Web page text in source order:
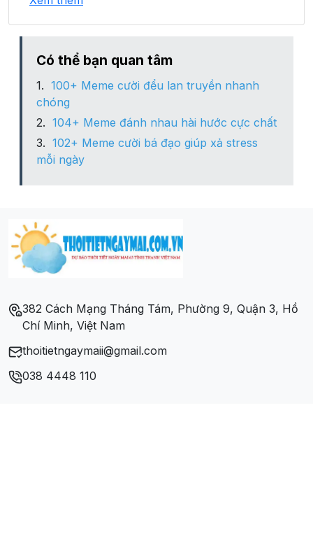
Xã Ngọc Phái
Xã Phương Viên
Xã Quảng Bạch
Xã Xuân Lạc
Xã Yên Phong
Xã Yên Thịnh
Có thể bạn quan tâm
100+ Meme cười đểu lan truyền nhanh
chóng
104+ Meme đánh nhau hài hước cực chất
102+ Meme cười bá đạo giúp xả stress
mỗi ngày
382 Cách Mạng Tháng Tám, Phường 9, Quận 3, Hồ
Chí Minh, Việt Nam
thoitietngaymaii@gmail.com
038 4448 110